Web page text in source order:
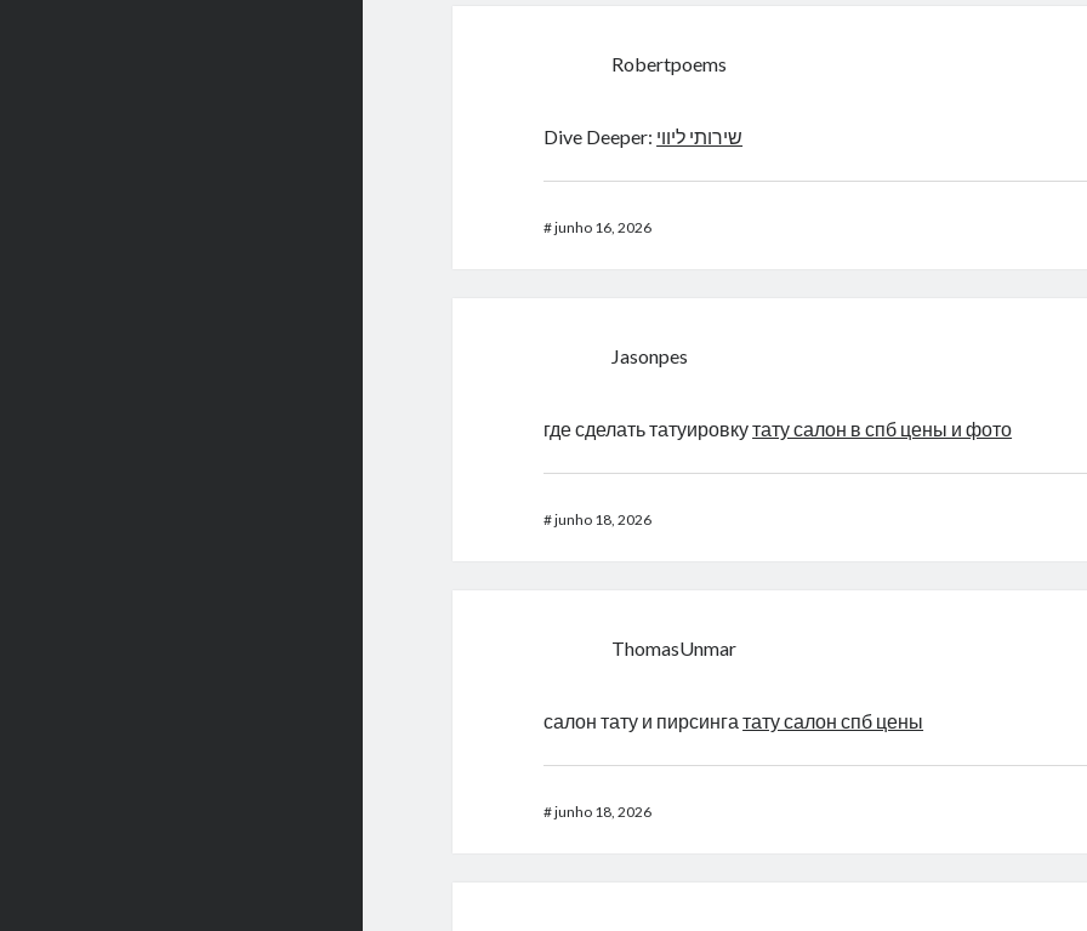
Robertpoems
Dive Deeper: שירותי ליווי
#junho 16, 2026
Jasonpes
где сделать татуировкутату салон в спб цены и фото
#junho 18, 2026
ThomasUnmar
салон тату и пирсингатату салон спб цены
#junho 18, 2026